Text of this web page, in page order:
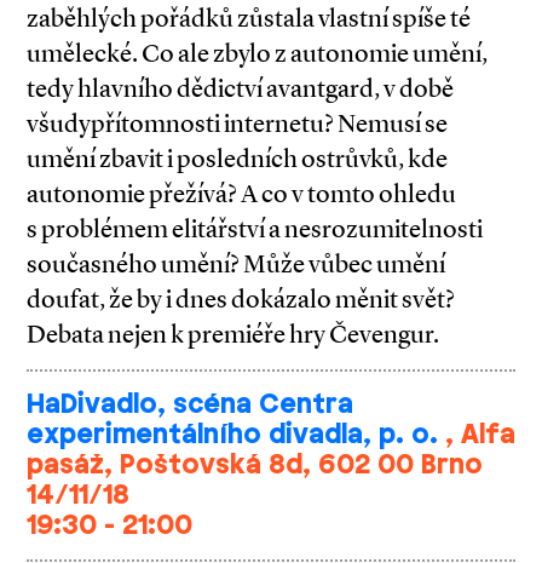
zaběhlých pořádků zůstala vlastní spíše té
umělecké. Co ale zbylo z autonomie umění,
tedy hlavního dědictví avantgard, v době
všudypřítomnosti internetu? Nemusí se
umění zbavit i posledních ostrůvků, kde
autonomie přežívá? A co v tomto ohledu
s problémem elitářství a nesrozumitelnosti
současného umění? Může vůbec umění
doufat, že by i dnes dokázalo měnit svět?
Debata nejen k premiéře hry Čevengur.
HaDivadlo, scéna Centra
experimentálního divadla, p. o. , Alfa
pasáž, Poštovská 8d, 602 00 Brno
14/11/18
19:30 - 21:00